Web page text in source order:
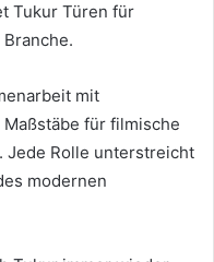
Tukur Türen für
mit
für filmische
Jede Rolle unterstreicht
modernen